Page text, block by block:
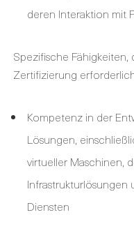
deren Interaktion mit
Spezifische
Zertifizierung
Kompetenz in der
Lösungen,
virtueller Maschinen,
Diensten